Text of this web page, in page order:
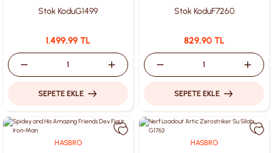
Stok KoduG1499
1.499,99 TL
SEPETE EKLE
Stok KoduF7260
829,90 TL
SEPETE EKLE
HASBRO HASBRO